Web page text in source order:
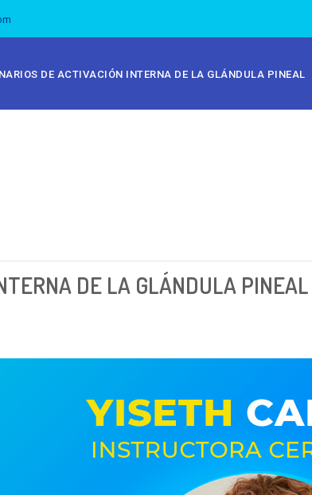
DE ACTIVACIÓN INTERNA DE LA GLÁNDULA PINEAL
DE LA GLÁNDULA